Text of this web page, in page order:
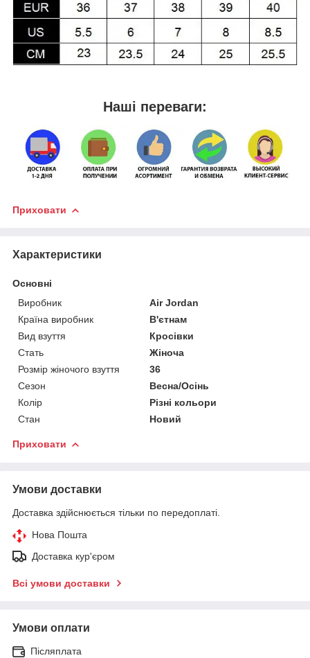
Наші переваги:
Приховати
Характеристики
Основні
Виробник
Air Jordan
Країна виробник
В'єтнам
Вид взуття
Кросівки
Стать
Жіноча
Розмір жіночого взуття
36
Сезон
Весна/Осінь
Колір
Різні кольори
Стан
Новий
Приховати
Умови доставки
Доставка здійснюється тільки по передоплаті.
Нова Пошта
Доставка кур'єром
Всі умови доставки
Умови оплати
Післяплата